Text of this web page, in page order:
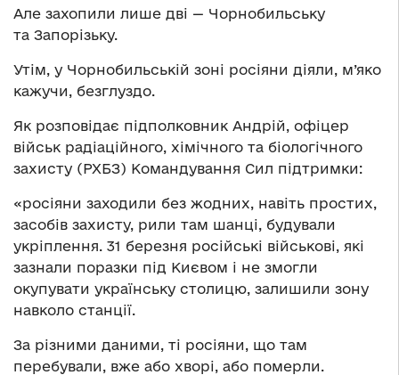
Але захопили лише дві — Чорнобильську
та Запорізьку.
Утім, у Чорнобильській зоні росіяни діяли, м’яко
кажучи, безглуздо.
Як розповідає підполковник Андрій, офіцер
військ радіаційного, хімічного та біологічного
захисту (РХБЗ) Командування Сил підтримки:
«росіяни заходили без жодних, навіть простих,
засобів захисту, рили там шанці, будували
укріплення. 31 березня російські військові, які
зазнали поразки під Києвом і не змогли
окупувати українську столицю, залишили зону
навколо станції.
За різними даними, ті росіяни, що там
перебували, вже або хворі, або померли.